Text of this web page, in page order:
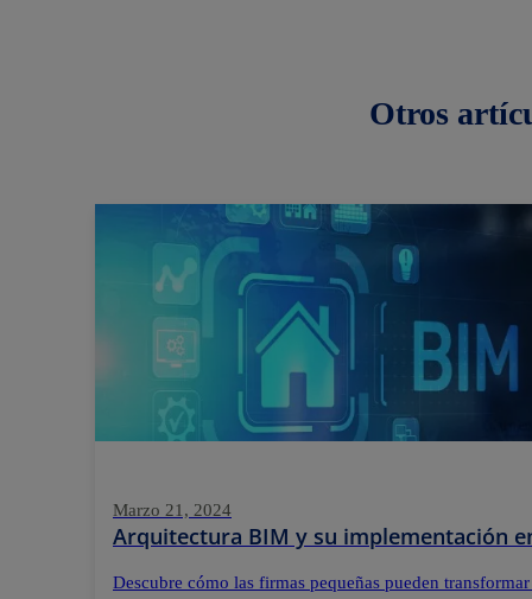
Otros
Marzo 21, 2024
Arquitectura BIM y su implementación
Descubre cómo las firmas pequeñas pueden